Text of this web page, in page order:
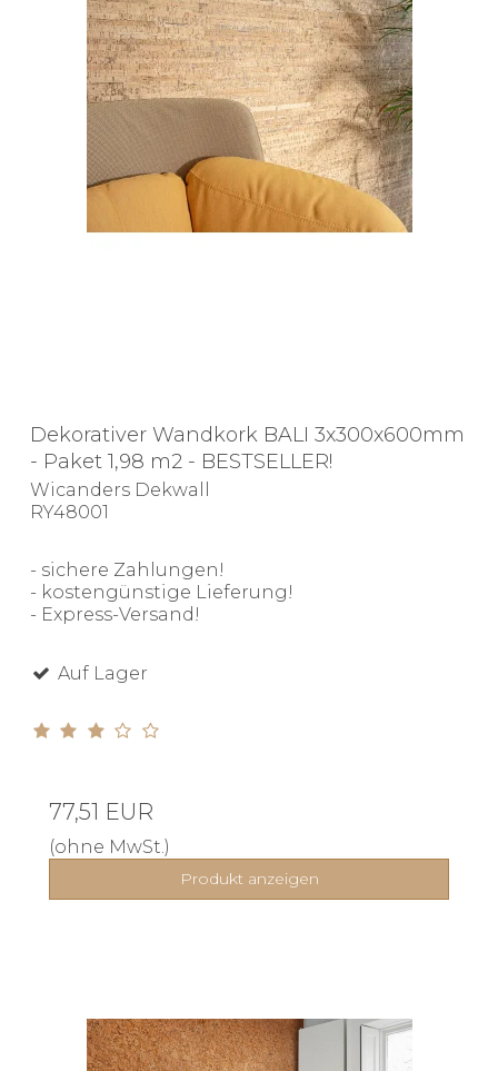
Dekorativer Wandkork BALI 3x300x600mm
- Paket 1,98 m2 - BESTSELLER!
Wicanders Dekwall
RY48001
- sichere Zahlungen!
- kostengünstige Lieferung!
- Express-Versand!
Auf Lager
77,51 EUR
(ohne MwSt.)
Produkt anzeigen